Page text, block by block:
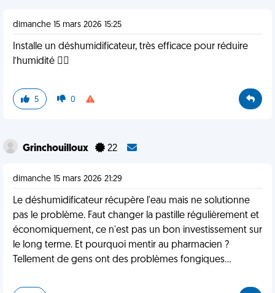
dimanche 15 mars 2026 15:25
Installe un déshumidificateur, très efficace pour réduire
l’humidité 👍🏻
5 0
Grinchouilloux 22
dimanche 15 mars 2026 21:29
Le déshumidificateur récupère l'eau mais ne solutionne
pas le problème. Faut changer la pastille régulièrement et
économiquement, ce n'est pas un bon investissement sur
le long terme. Et pourquoi mentir au pharmacien ?
Tellement de gens ont des problèmes fongiques...